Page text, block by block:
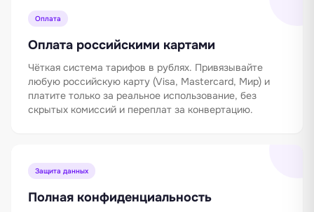
Оплата
Оплата российскими картами
Чёткая система тарифов в рублях. Привязывайте
любую российскую карту (Visa, Mastercard, Мир) и
платите только за реальное использование, без
скрытых комиссий и переплат за конвертацию.
Защита данных
Полная конфиденциальность